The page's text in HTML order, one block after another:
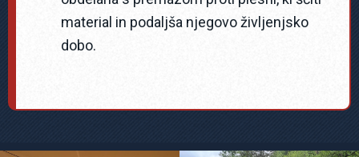
material in podaljša njegovo življenjsko
dobo.